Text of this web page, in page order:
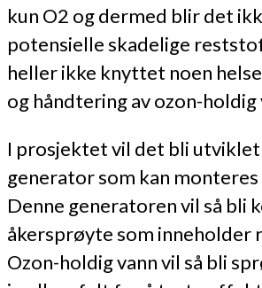
kun O2 og dermed blir det
potensielle skadelige
heller ikke knyttet noen
og håndtering av ozon-holdig
I prosjektet vil det bli utviklet
generator som kan
Denne generatoren vil så bli
åkersprøyte som inneholder
Ozon-holdig vann vil så bli